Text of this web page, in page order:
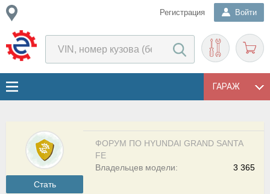
Регистрация Войти
ГАРАЖ
Cтать
ФОРУМ ПО HYUNDAI GRAND SANTA
FE
3 365
Владельцев модели: